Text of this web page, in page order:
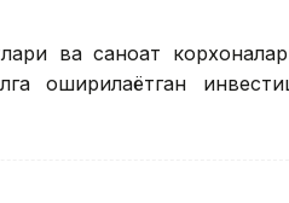
ва саноат
оширилаётган